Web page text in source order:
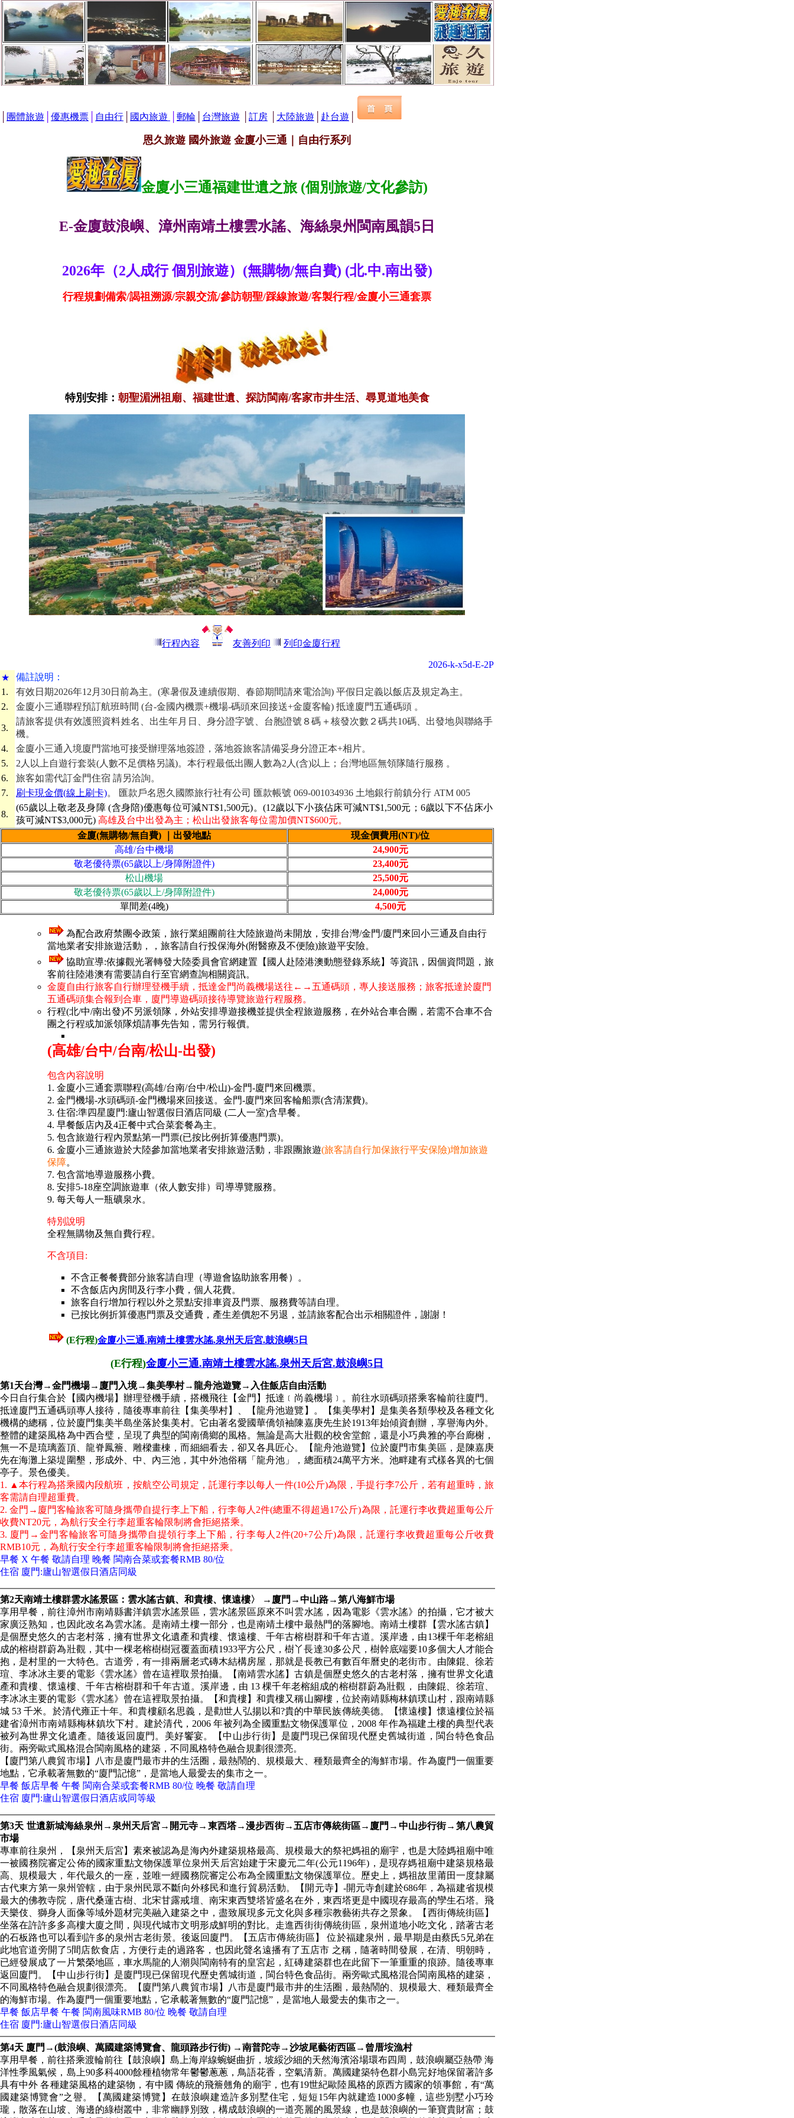
團體旅遊 優惠機票 自由行 國內旅遊 郵輪 台灣旅遊 訂房 大陸旅遊 赴台遊
恩久旅遊 國外旅遊 金廈小三通｜自由行系列
金廈小三通福建世遺之旅 (個別旅遊/文化參訪)
E-金廈鼓浪嶼、漳州南靖土樓雲水謠、海絲泉州閩南風韻5日
2026年（2人成行 個別旅遊）(無購物/無自費) (北.中.南出發)
行程規劃備索/謁祖溯源/宗親交流/參訪朝聖/踩線旅遊/客製行程/金廈小三通套票
特別安排： 朝聖湄洲祖廟、福建世遺、探訪閩南/客家市井生活、尋覓道地美食
行程內容 友善列印 列印金廈行程
2026-k-x5d-E-2P
★
備註說明：
1.
有效日期2026年12月30日前為主。(寒暑假及連續假期、春節期間請來電洽詢) 平假日定義以飯店及規定為主。
2.
金廈小三通聯程預訂航班時間 (台-金國內機票+機場-碼頭來回接送+金廈客輪) 抵達廈門五通碼頭 。
3.
請旅客提供有效護照資料姓名、出生年月日、身分證字號、台胞證號８碼＋核發次數２碼共10碼、出發地與聯絡手
機。
4.
金廈小三通入境廈門當地可接受辦理落地簽證，落地簽旅客請備妥身分證正本+相片。
5.
2人以上自遊行套裝(人數不足價格另議)。本行程最低出團人數為2人(含)以上；台灣地區無領隊隨行服務 。
6.
旅客如需代訂金門住宿 請另洽詢。
7.
刷卡現金價(線上刷卡)。 匯款戶名恩久國際旅行社有公司 匯款帳號 069-001034936 土地銀行前鎮分行 ATM 005
8.
(65歲以上敬老及身障(含身陪)優惠每位可減NT$1,500元)。(12歲以下小孩佔床可減NT$1,500元；6歲以下不佔床小
孩可減NT$3,000元) 高雄及台中出發為主；松山出發旅客每位需加價NT$600元。
金廈(無購物/無自費) ｜出發地點
現金價費用(NT)/位
高雄/台中機場
24,900元
敬老優待票(65歲以上/身障附證件)
23,400元
松山機場
25,500元
敬老優待票(65歲以上/身障附證件)
24,000元
單間差(4晚)
4,500元
為配合政府禁團令政策，旅行業組團前往大陸旅遊尚未開放，安排台灣/金門/廈門來回小三通及自由行
當地業者安排旅遊活動，
， 旅客請自行投保海外(附醫療及不便險)旅遊平安險。
協助宣導:依據觀光署轉發大陸委員會官網建置【國人赴陸港澳動態登錄系統】等資訊，因個資問題，旅
客前往陸港澳有需要請自行至官網查詢相關資訊。
金廈自由行旅客自行辦理登機手續，抵達金門尚義機場送往←→五通碼頭，專人接送服務；旅客抵達於廈門
五通碼頭集合報到合車，廈門導遊碼頭接待導覽旅遊行程服務。
行程(北/中/南出發)不另派領隊，外站安排導遊接機並提供全程旅遊服務，在外站合車合團，若需不合車不合
團之行程或加派領隊煩請事先告知，需另行報價。
(高雄/台中/台南/松山-出發)
包含內容說明
1. 金廈小三通套票聯程(高雄/台南/台中/松山)-金門-廈門來回機票。
2. 金門機場-水頭碼頭-金門機場來回接送。金門-廈門來回客輪船票(含清潔費)。
3. 住宿:準四星廈門:廬山智選假日酒店同級 (二人一室)含早餐。
4. 早餐飯店內及4正餐中式合菜套餐為主。
5. 包含旅遊行程內景點第一門票(已按比例折算優惠門票)。
6. 金廈小三通旅遊於大陸參加當地業者安排旅遊活動，非跟團旅遊(旅客請自行加保旅行平安保險)增加旅遊
保障。
7. 包含當地導遊服務小費。
8. 安排5-18座空調旅遊車（依人數安排）司導導覽服務。
9. 每天每人一瓶礦泉水。
特別說明
全程無購物及無自費行程。
不含項目:
不含正餐餐費部分旅客請自理（導遊會協助旅客用餐）。
不含飯店內房間及行李小費，個人花費。
旅客自行增加行程以外之景點安排車資及門票、服務費等請自理。
已按比例折算優惠門票及交通費，產生差價恕不另退，並請旅客配合出示相關證件，謝謝！
(E行程)金廈小三通.南靖土樓雲水謠.泉州天后宮.鼓浪嶼5日
(E行程)金廈小三通.南靖土樓雲水謠.泉州天后宮.鼓浪嶼5日
第1天台灣→金門機場→廈門入境→集美學村→龍舟池遊覽→入住飯店自由活動
今日自行集合於【國內機場】辦理登機手續，搭機飛往【金門】抵達﹝尚義機場﹞。前往水頭碼頭搭乘客輪前往廈門。
抵達廈門五通碼頭專人接待，隨後專車前往【集美學村】、【龍舟池遊覽】。【集美學村】是集美各類學校及各種文化
機構的總稱，位於廈門集美半島坐落於集美村。它由著名愛國華僑領袖陳嘉庚先生於1913年始傾資創辦，享譽海內外。
整體的建築風格為中西合璧，呈現了典型的閩南僑鄉的風格。無論是高大壯觀的校舍堂館，還是小巧典雅的亭台廊榭，
無一不是琉璃蓋頂、龍脊鳳簷、雕樑畫棟，而細細看去，卻又各具匠心。【龍舟池遊覽】位於廈門市集美區，是陳嘉庚
先在海灘上築堤圍墾，形成外、中、內三池，其中外池俗稱「龍舟池」，總面積24萬平方米。池畔建有式樣各異的七個
亭子。景色優美。
1. ▲本行程為搭乘國內段航班，按航空公司規定，託運行李以每人一件(10公斤)為限，手提行李7公斤，若有超重時，旅
客需請自理超重費。
2. 金門→廈門客輪旅客可隨身攜帶自提行李上下船，行李每人2件(總重不得超過17公斤)為限，託運行李收費超重每公斤
收費NT20元，為航行安全行李超重客輪限制將會拒絕搭乘。
3. 廈門→金門客輪旅客可隨身攜帶自提領行李上下船，行李每人2件(20+7公斤)為限，託運行李收費超重每公斤收費
RMB10元，為航行安全行李超重客輪限制將會拒絕搭乘。
早餐 X 午餐 敬請自理 晚餐 閩南合菜或套餐RMB 80/位
住宿 廈門:廬山智選假日酒店同級
第2天南靖土樓群雲水謠景區：雲水謠古鎮、和貴樓、懷遠樓〉 →廈門→中山路→第八海鮮市場
享用早餐，前往漳州市南靖縣書洋鎮雲水謠景區，雲水謠景區原來不叫雲水謠，因為電影《雲水謠》的拍攝，它才被大
家廣泛熟知，也因此改名為雲水謠。是南靖土樓一部分，也是南靖土樓中最熱門的落腳地。南靖土樓群【雲水謠古鎮】
是個歷史悠久的古老村落，擁有世界文化遺產和貴樓、懷遠樓、千年古榕樹群和千年古道。溪岸邊，由13棵千年老榕組
成的榕樹群蔚為壯觀，其中一棵老榕樹樹冠覆蓋面積1933平方公尺，樹丫長達30多公尺，樹幹底端要10多個大人才能合
抱，是村里的一大特色。古道旁，有一排兩層老式磚木結構房屋，那就是長教已有數百年曆史的老街市。由陳錕、徐若
瑄、李冰冰主要的電影《雲水謠》曾在這裡取景拍攝。【南靖雲水謠】古鎮是個歷史悠久的古老村落，擁有世界文化遺
產和貴樓、懷遠樓、千年古榕樹群和千年古道。溪岸邊，由 13 棵千年老榕組成的榕樹群蔚為壯觀， 由陳錕、徐若瑄、
李冰冰主要的電影《雲水謠》曾在這裡取景拍攝。【和貴樓】和貴樓又稱山腳樓，位於南靖縣梅林鎮璞山村，跟南靖縣
城 53 千米。於清代雍正十年。和貴樓顧名思義，是勸世人弘揚以和?貴的中華民族傳統美德。【懷遠樓】懷遠樓位於福
建省漳州市南靖縣梅林鎮坎下村。建於清代，2006 年被列為全國重點文物保護單位，2008 年作為福建土樓的典型代表
被列為世界文化遺產。隨後返回廈門。美好饗宴。【中山步行街】是廈門現已保留現代歷史舊城街道，閩台特色食品
街。兩旁歐式風格混合閩南風格的建築，不同風格特色融合規劃很漂亮。
【廈門第八農貿市場】八市是廈門最市井的生活圈，最熱鬧的、規模最大、種類最齊全的海鮮市場。作為廈門一個重要
地點，它承載著無數的“廈門記憶”，是當地人最愛去的集市之一。
早餐 飯店早餐 午餐 閩南合菜或套餐RMB 80/位 晚餐 敬請自理
住宿 廈門:廬山智選假日酒店或同等級
第3天 世遺新城海絲泉州→泉州天后宮→開元寺→東西塔→漫步西街→五店市傳統街區→廈門→中山步行街→第八農貿
市場
專車前往泉州，【泉州天后宮】素來被認為是海內外建築規格最高、規模最大的祭祀媽祖的廟宇，也是大陸媽祖廟中唯
一被國務院審定公佈的國家重點文物保護單位泉州天后宮始建于宋慶元二年(公元1196年)，是現存媽祖廟中建築規格最
高、規模最大，年代最久的一座，並唯一經國務院審定公布為全國重點文物保護單位。歷史上，媽祖故里莆田一度隸屬
古代東方第一泉州管轄，由于泉州民眾不斷向外移民和進行貿易活動。【開元寺】-開元寺創建於686年，為福建省規模
最大的佛教寺院，唐代桑蓮古樹、北宋甘露戒壇、南宋東西雙塔皆盛名在外，東西塔更是中國現存最高的孿生石塔。飛
天樂伎、獅身人面像等域外題材完美融入建築之中，盡致展現多元文化與多種宗教藝術共存之景象。【西街傳統街區】
坐落在許許多多高樓大廈之間，與現代城市文明形成鮮明的對比。走進西街街傳統街區，泉州道地小吃文化，踏著古老
的石板路也可以看到許多的泉州古老街景。後返回廈門。【五店市傳統街區】 位於福建泉州，最早期是由蔡氏5兄弟在
此地官道旁開了5間店飲食店，方便行走的過路客，也因此聲名遠播有了五店市 之稱，隨著時間發展，在清、明朝時，
已經發展成了一片繁榮地區，車水馬龍的人潮與閩南特有的皇宮起，紅磚建築群也在此留下一筆重重的痕跡。隨後專車
返回廈門。【中山步行街】是廈門現已保留現代歷史舊城街道，閩台特色食品街。兩旁歐式風格混合閩南風格的建築，
不同風格特色融合規劃很漂亮。【廈門第八農貿市場】八市是廈門最市井的生活圈，最熱鬧的、規模最大、種類最齊全
的海鮮市場。作為廈門一個重要地點，它承載著無數的“廈門記憶”，是當地人最愛去的集市之一。
早餐 飯店早餐 午餐 閩南風味RMB 80/位 晚餐 敬請自理
住宿 廈門:廬山智選假日酒店同級
第4天 廈門→(鼓浪嶼、萬國建築博覽會、龍頭路步行街) →南普陀寺→沙坡尾藝術西區→曾厝垵漁村
享用早餐，前往搭乘渡輪前往【鼓浪嶼】島上海岸線蜿蜒曲折，坡綏沙細的天然海濱浴場環布四周，鼓浪嶼屬亞熱帶 海
洋性季風氣候，島上90多科4000餘種植物常年鬱鬱蔥蔥，鳥語花香，空氣清新。萬國建築特色群小島完好地保留著許多
具有中外 各種建築風格的建築物，有中國 傳統的飛簷翹角的廟宇，也有19世紀歐陸風格的原西方國家的領事館，有“萬
國建築博覽會”之譽。【萬國建築博覽】在鼓浪嶼建造許多別墅住宅，短短15年內就建造1000多幢，這些別墅小巧玲
瓏，散落在山坡、海邊的綠樹叢中，非常幽靜別致，構成鼓浪嶼的一道亮麗的風景線，也是鼓浪嶼的一筆寶貴財富；鼓